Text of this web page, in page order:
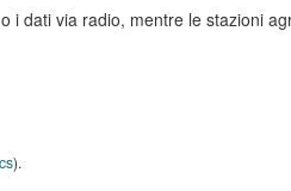
i dati via radio, mentre le stazioni
).